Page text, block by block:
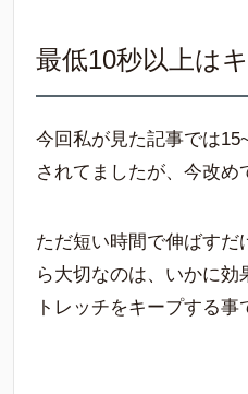
最低10秒以上は
今回私が見た記事では
されてましたが、今改め
ただ短い時間で伸ばすだ
ら大切なのは、いかに効
トレッチをキープする事